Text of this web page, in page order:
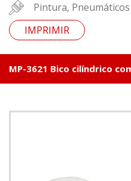
Pintura,
IMPRIMIR
MP-3621 Bico cilíndrico